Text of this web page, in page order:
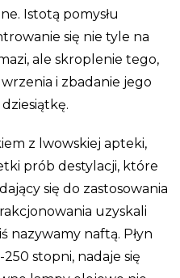
Istotą pomysłu
się nie tyle na
ale skroplenie tego,
i zbadanie jego
dziesiątkę.
z lwowskiej apteki,
prób destylacji, które
się do zastosowania
uzyskali
nazywamy naftą. Płyn
stopni, nadaje się